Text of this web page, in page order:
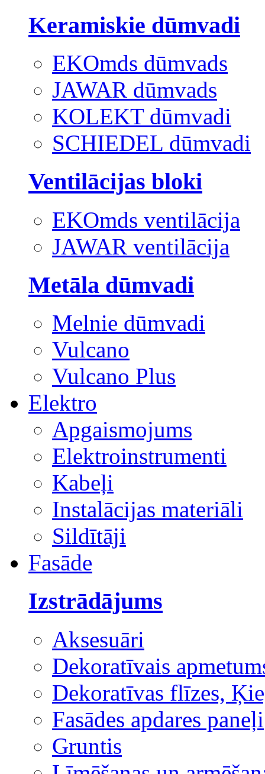
Keramiskie dūmvadi
EKOmds dūmvads
JAWAR dūmvads
KOLEKT dūmvadi
SCHIEDEL dūmvadi
Ventilācijas bloki
EKOmds ventilācija
JAWAR ventilācija
Metāla dūmvadi
Melnie dūmvadi
Vulcano
Vulcano Plus
Elektro
Apgaismojums
Elektroinstrumenti
Kabeļi
Instalācijas materiāli
Sildītāji
Fasāde
Izstrādājums
Aksesuāri
Dekoratīvais
Dekoratīvas flīzes,
Fasādes apdares paneļi
Gruntis